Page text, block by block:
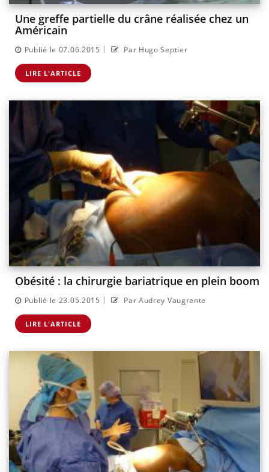
Une greffe partielle du crâne réalisée chez un
Américain
Publié le 07.06.2015 | Par Hugo Septier
LIRE L'ARTICLE
Obésité : la chirurgie bariatrique en plein boom
Publié le 23.05.2015 | Par Audrey Vaugrente
LIRE L'ARTICLE